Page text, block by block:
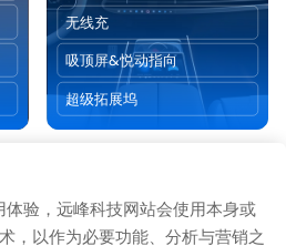
无线充
吸顶屏&悦动指向
超级拓展坞
验，远峰科技网站会使用本身或
，以作为必要功能、分析与营销之